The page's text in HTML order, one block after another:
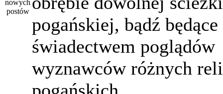
pogańskiej, bądź będące
świadectwem poglądów
wyznawców różnych